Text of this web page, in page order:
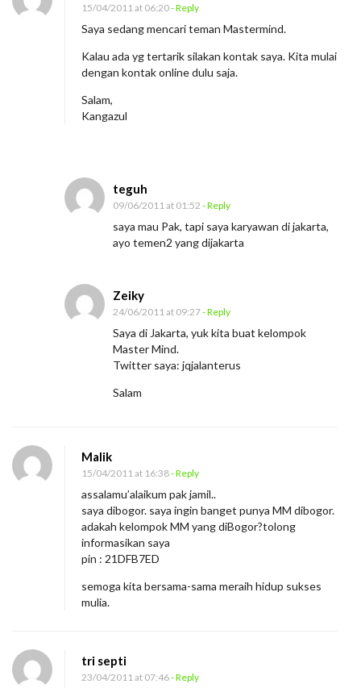
15/04/2011 at 06:20- Reply
Saya sedang mencari teman Mastermind.
Kalau ada yg tertarik silakan kontak saya. Kita mulai
dengan kontak online dulu saja.
Salam,
Kangazul
teguh
09/06/2011 at 01:52 - Reply
saya mau Pak, tapi saya karyawan di jakarta,
ayo temen2 yang dijakarta
Zeiky
24/06/2011 at 09:27- Reply
Saya di Jakarta, yuk kita buat kelompok
Master Mind.
Twitter saya: jqjalanterus
Salam
Malik
15/04/2011 at 16:38- Reply
assalamu’alaikum pak jamil..
saya dibogor. saya ingin banget punya MM dibogor.
adakah kelompok MM yang diBogor?tolong
informasikan saya
pin : 21DFB7ED
semoga kita bersama-sama meraih hidup sukses
mulia.
tri septi
23/04/2011 at 07:46- Reply